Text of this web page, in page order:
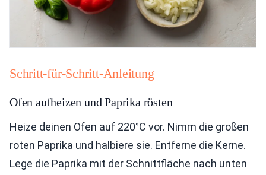
Schritt-für-Schritt-Anleitung
Ofen aufheizen und Paprika rösten
Heize deinen Ofen auf 220°C vor. Nimm die großen
roten Paprika und halbiere sie. Entferne die Kerne.
Lege die Paprika mit der Schnittfläche nach unten